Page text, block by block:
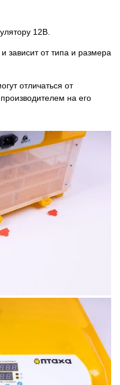
12В.
зависит от типа и размера
отличаться от
на его